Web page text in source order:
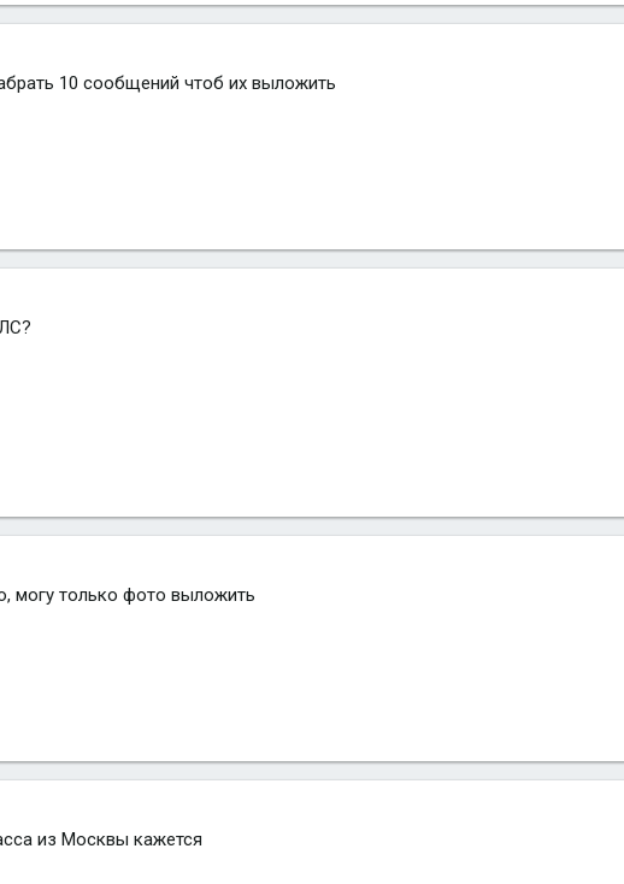
10 сообщений чтоб их выложить
могу только фото выложить
из Москвы кажется